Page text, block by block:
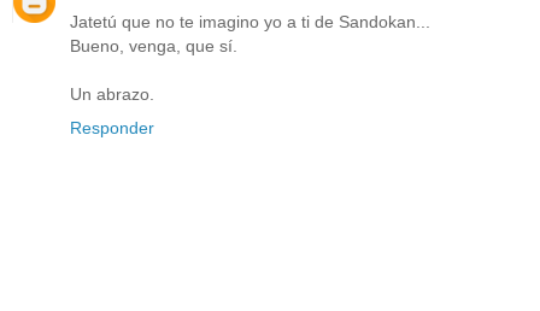
Jatetú que no te imagino yo a ti de Sandokan...
Bueno, venga, que sí.
Un abrazo.
Responder